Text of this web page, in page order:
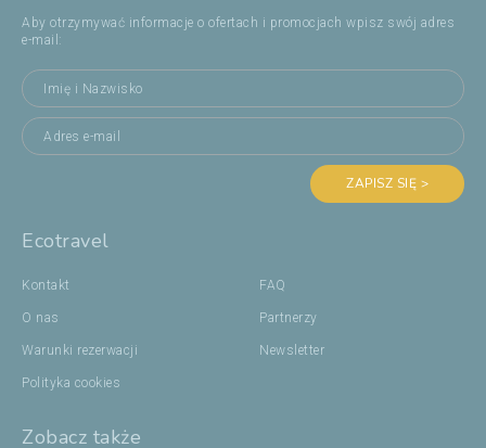
Aby otrzymywać informacje o ofertach i promocjach wpisz swój adres
e-mail:
ZAPISZ SIĘ >
Ecotravel
Kontakt
O nas
Warunki rezerwacji
Polityka cookies
FAQ
Partnerzy
Newsletter
Zobacz także